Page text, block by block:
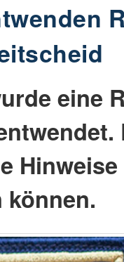
eine
können.